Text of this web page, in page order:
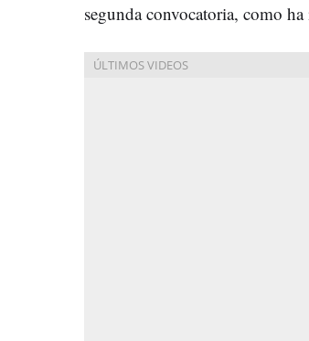
segunda convocatoria, como